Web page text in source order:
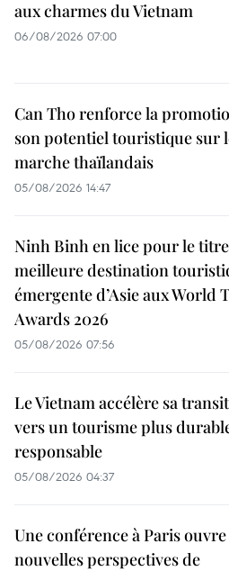
aux charmes du Vietnam
06/08/2026 07:00
Can Tho renforce la
son potentiel touristique sur
marche thaïlandais
05/08/2026 14:47
Ninh Binh en lice pour le
meilleure destination
émergente d’Asie aux World
Awards 2026
05/08/2026 07:56
Le Vietnam accélère sa
vers un tourisme plus
responsable
05/08/2026 04:37
Une conférence à Paris
nouvelles perspectives de